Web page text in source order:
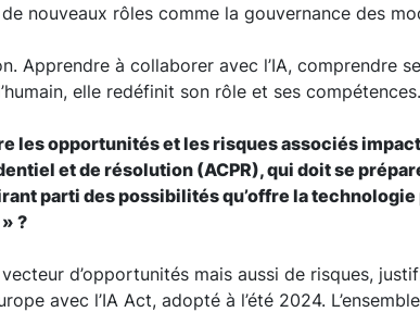
nouveaux rôles comme la gouvernance des
Apprendre à collaborer avec l’IA, comprendre
elle redéfinit son rôle et ses compétences.
les opportunités et les risques associés
et de résolution (ACPR), qui doit se
parti des possibilités qu’offre la
?
d’opportunités mais aussi de risques,
avec l’IA Act, adopté à l’été 2024.